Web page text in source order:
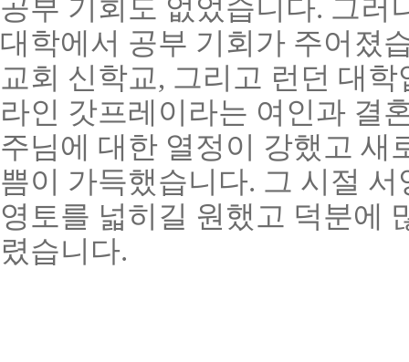
공부 기회도 없었습니다. 그러
대학에서 공부 기회가 주어졌
교회 신학교, 그리고 런던 대
라인 갓프레이라는 여인과 결
주님에 대한 열정이 강했고 새
쁨이 가득했습니다. 그 시절
영토를 넓히길 원했고 덕분에
렸습니다.